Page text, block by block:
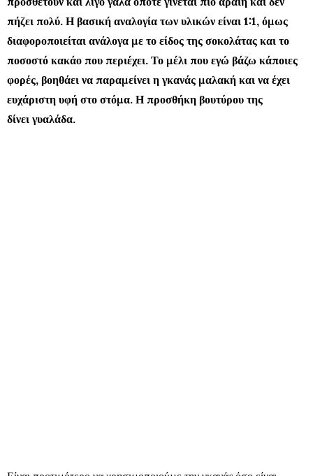
πήζει πολύ. Η βασική αναλογία των υλικών είναι 1:1, όμως
διαφοροποιείται ανάλογα με το είδος της σοκολάτας και το
ποσοστό κακάο που περιέχει. Το μέλι που εγώ βάζω κάποιες
φορές, βοηθάει να παραμείνει η γκανάς μαλακή και να έχει
ευχάριστη υφή στο στόμα. Η προσθήκη βουτύρου της
δίνει γυαλάδα.